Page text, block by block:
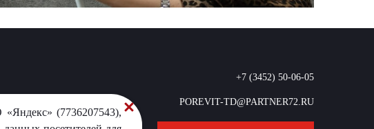
+7 (3452) 50-06-05
POREVIT-TD@PARTNER72.RU
(7736207543),